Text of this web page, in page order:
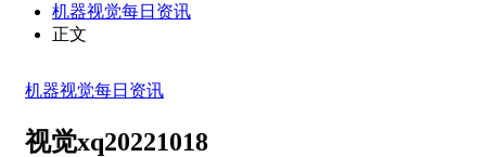
机器视觉每日资讯
正文
机器视觉每日资讯
视觉xq20221018